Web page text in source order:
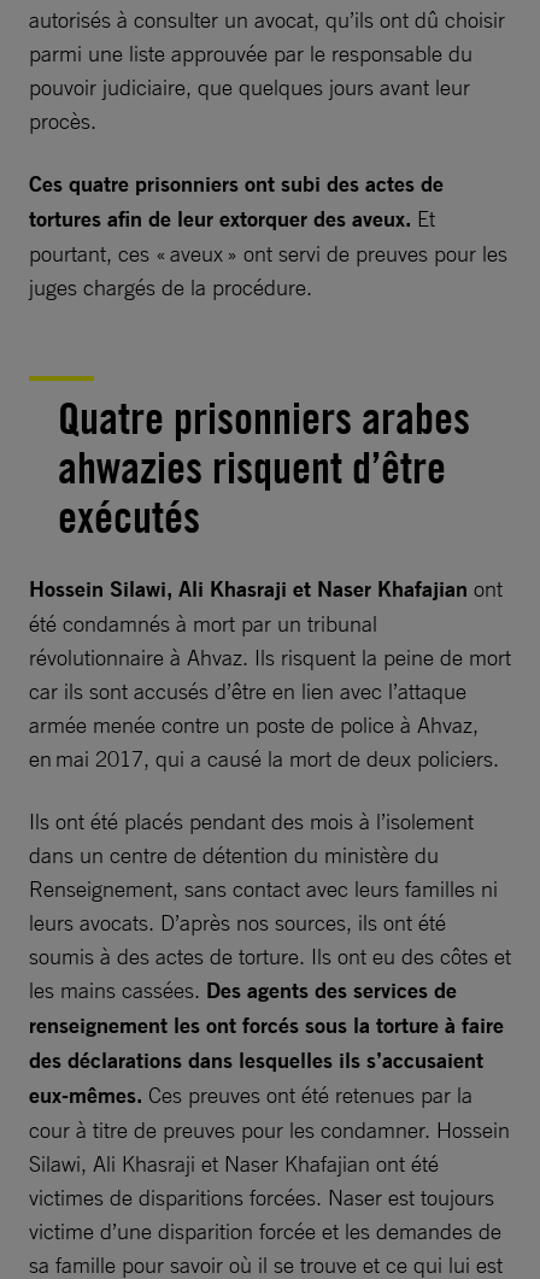
autorisés à consulter un avocat, qu’ils ont dû choisir
parmi une liste approuvée par le responsable du
pouvoir judiciaire, que quelques jours avant leur
procès.
Ces quatre prisonniers ont subi des actes de
tortures afin de leur extorquer des aveux. Et
pourtant, ces « aveux » ont servi de preuves pour les
juges chargés de la procédure.
Quatre prisonniers arabes
ahwazies risquent d’être
exécutés
Hossein Silawi, Ali Khasraji et Naser Khafajian ont
été condamnés à mort par un tribunal
révolutionnaire à Ahvaz. Ils risquent la peine de mort
car ils sont accusés d’être en lien avec l’attaque
armée menée contre un poste de police à Ahvaz,
en mai 2017, qui a causé la mort de deux policiers.
Ils ont été placés pendant des mois à l’isolement
dans un centre de détention du ministère du
Renseignement, sans contact avec leurs familles ni
leurs avocats. D’après nos sources, ils ont été
soumis à des actes de torture. Ils ont eu des côtes et
les mains cassées. Des agents des services de
renseignement les ont forcés sous la torture à faire
des déclarations dans lesquelles ils s’accusaient
eux-mêmes. Ces preuves ont été retenues par la
cour à titre de preuves pour les condamner. Hossein
Silawi, Ali Khasraji et Naser Khafajian ont été
victimes de disparitions forcées. Naser est toujours
victime d’une disparition forcée et les demandes de
sa famille pour savoir où il se trouve et ce qui lui est